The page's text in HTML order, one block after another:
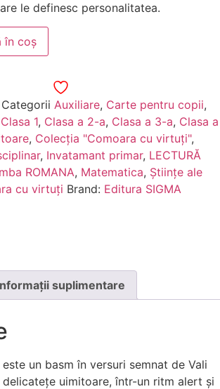
le definesc personalitatea.
în coș
Categorii Auxiliare, Carte pentru copii,
Clasa 1, Clasa a 2-a, Clasa a 3-a, Clasa a
, Colecția "Comoara cu virtuți",
, Invatamant primar, LECTURĂ
ROMANA, Matematica, Științe ale
cu virtuți Brand: Editura SIGMA
suplimentare
este un basm în versuri semnat de Vali
delicatețe uimitoare, într-un ritm alert și